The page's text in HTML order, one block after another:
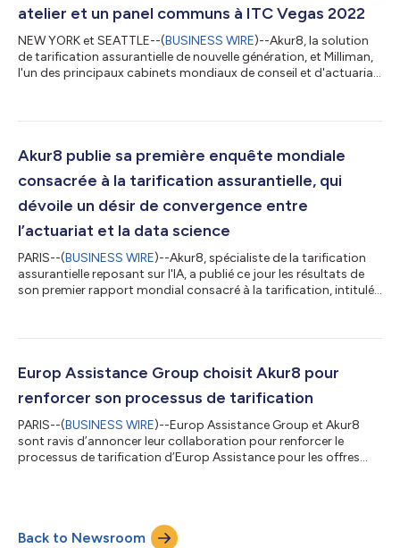
atelier et un panel communs à ITC Vegas 2022
NEW YORK et SEATTLE--(BUSINESS WIRE)--Akur8, la solution
de tarification assurantielle de nouvelle génération, et Milliman,
l'un des principaux cabinets mondiaux de conseil et d'actuariat,
automatisent le processus de tarification assurantielle et
non-vie, aux insurtechs et aux MGAs, aux États-Unis, en Europe,
en Amé...
Akur8 publie sa première enquête mondiale
consacrée à la tarification assurantielle, qui
dévoile un désir de convergence entre
l’actuariat et la data science
PARIS--(BUSINESS WIRE)--Akur8, spécialiste de la tarification
assurantielle reposant sur l'IA, a publié ce jour les résultats de
son premier rapport mondial consacré à la tarification, intitulé
nouvel éclairage sur les défis et attentes des compagnies
offre des informations clés provenant de plus d'une centaine
Europ Assistance Group choisit Akur8 pour
renforcer son processus de tarification
PARIS--(BUSINESS WIRE)--Europ Assistance Group et Akur8
sont ravis d’annoncer leur collaboration pour renforcer le
processus de tarification d’Europ Assistance pour les offres
produits d’assurance variés. Spécialement développée pour les
assureurs, la solution d’Akur8 améliore leur processus de
Back to Newsroom